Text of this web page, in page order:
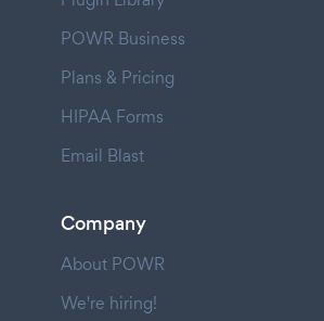
POWR Business
Plans & Pricing
HIPAA Forms
Email Blast
Company
About POWR
We're hiring!